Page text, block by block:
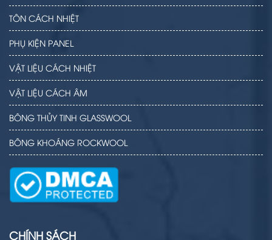
TÔN CÁCH NHIỆT
PHỤ KIỆN PANEL
VẬT LIỆU CÁCH NHIỆT
VẬT LIỆU CÁCH ÂM
BÔNG THỦY TINH GLASSWOOL
BÔNG KHOÁNG ROCKWOOL
CHÍNH SÁCH